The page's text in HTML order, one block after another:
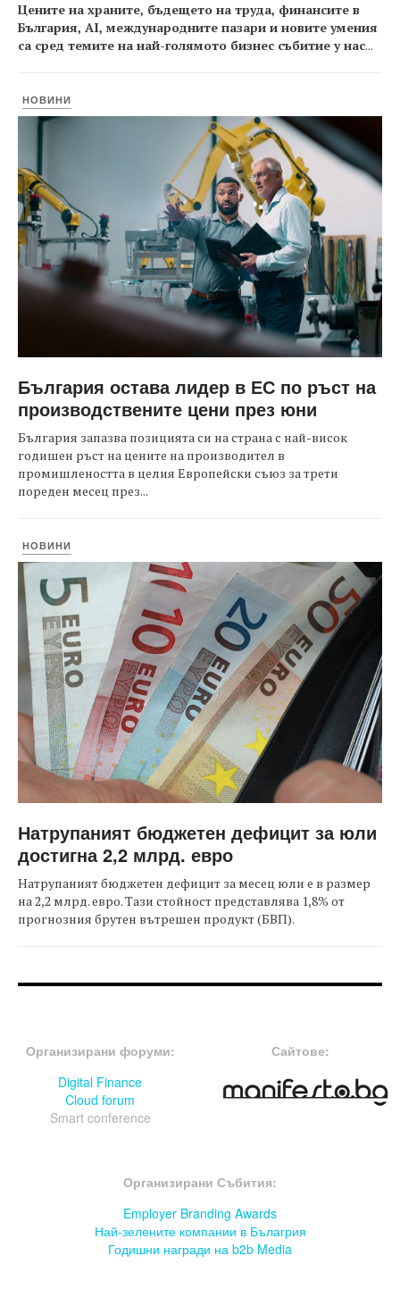
Цените на храните, бъдещето на труда, финансите в
България, AI, международните пазари и новите умения
са сред темите на най-голямото бизнес събитие у нас...
НОВИНИ
България остава лидер в ЕС по ръст на
производствените цени през юни
България запазва позицията си на страна с най-висок
годишен ръст на цените на производител в
промишлеността в целия Европейски съюз за трети
пореден месец през...
НОВИНИ
Натрупаният бюджетен дефицит за юли
достигна 2,2 млрд. евро
Натрупаният бюджетен дефицит за месец юли е в размер
на 2,2 млрд. евро. Тази стойност представлява 1,8% от
прогнозния брутен вътрешен продукт (БВП).
Организирани форуми:
Digital Finance
Cloud forum
Smart conference
Сайтове:
Организирани Събития:
Employer Branding Awards
Най-зелените компании в Бълагрия
Годишни награди на b2b Media